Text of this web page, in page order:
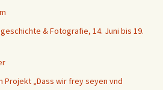
& Fotografie, 14. Juni bis 19.
Projekt „Dass wir frey seyen vnd